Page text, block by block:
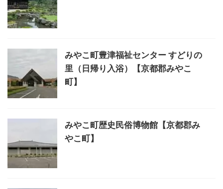
みやこ町豊津福祉センター すどりの
里（日帰り入浴）【京都郡みやこ
町】
みやこ町歴史民俗博物館【京都郡み
やこ町】